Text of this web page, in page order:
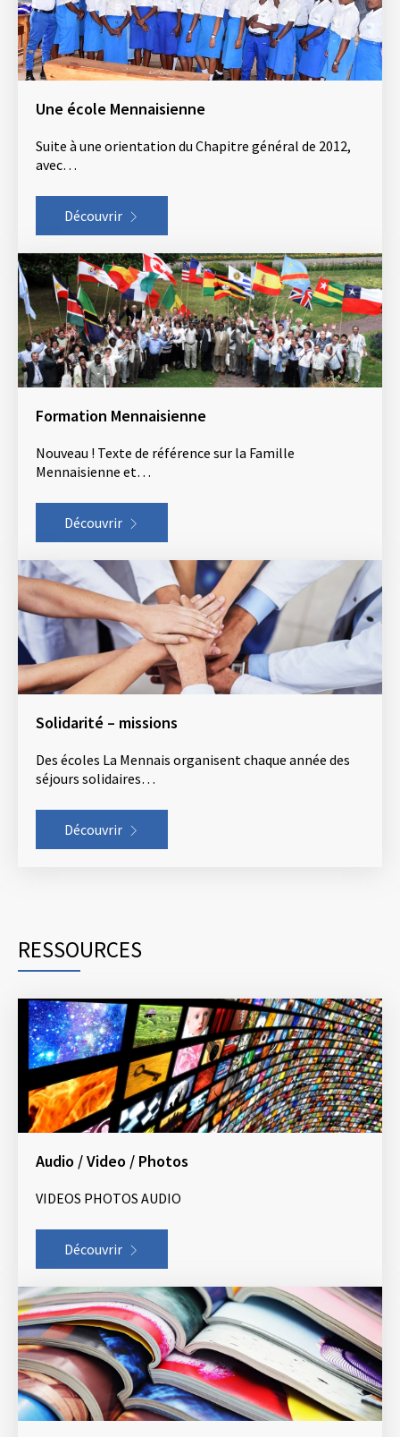
Une école Mennaisienne
Suite à une orientation du Chapitre général de 2012,
avec…
Découvrir
Formation Mennaisienne
Nouveau ! Texte de référence sur la Famille
Mennaisienne et…
Découvrir
Solidarité – missions
Des écoles La Mennais organisent chaque année des
séjours solidaires…
Découvrir
RESSOURCES
Audio / Video / Photos
VIDEOS PHOTOS AUDIO
Découvrir